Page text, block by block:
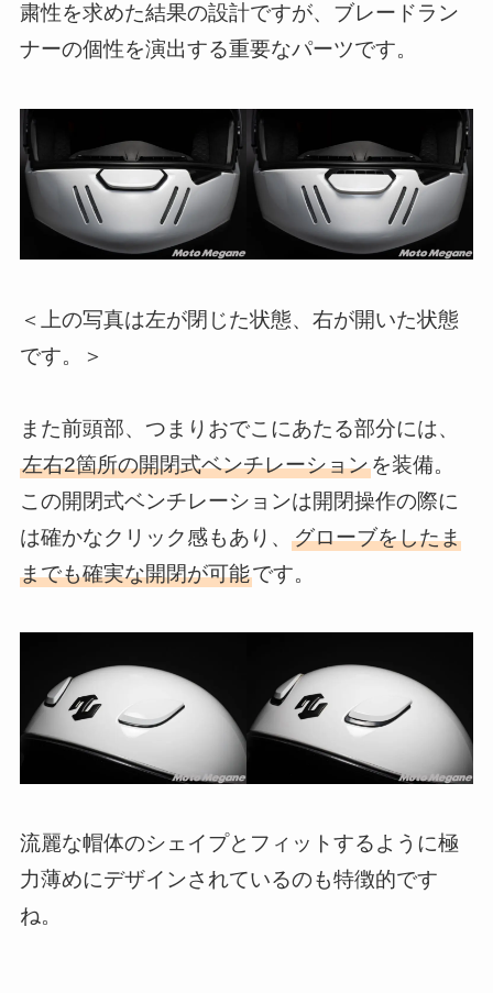
粛性を求めた結果の設計ですが、ブレードラン
ナーの個性を演出する重要なパーツです。
＜上の写真は左が閉じた状態、右が開いた状態
です。＞
また前頭部、つまりおでこにあたる部分には、
左右2箇所の開閉式ベンチレーションを装備。
この開閉式ベンチレーションは開閉操作の際に
は確かなクリック感もあり、 グローブをしたま
までも確実な開閉が可能です。
流麗な帽体のシェイプとフィットするように極
力薄めにデザインされているのも特徴的です
ね。